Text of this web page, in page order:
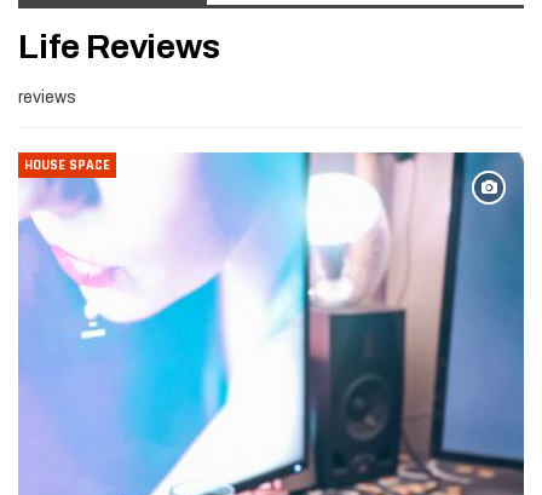
Life Reviews
reviews
HOUSE SPACE